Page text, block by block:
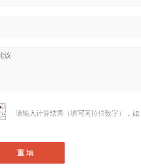
请输入计算结果（填写阿拉伯数字），如